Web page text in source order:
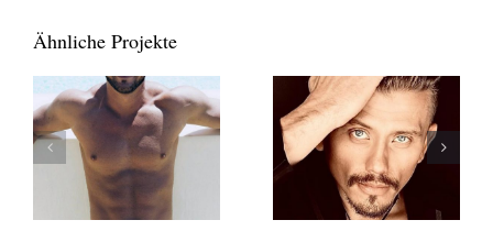
Ähnliche Projekte